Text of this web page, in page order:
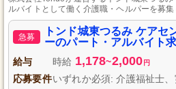
ルバイトとして働く介護職・ヘルパーを募
格不問のため、介護の仕事に挑戦したい方
方に最適です。充実したサポート体制で安
す。皆さんのご応募をお待ちしています。
急募
トンド城東つるみ ケアセ
ーのパート・アルバイト
給与 時給 1,178~2,000 円
応募要件いずれか必須: 介護福祉士